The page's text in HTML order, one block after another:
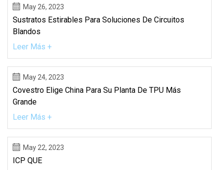
May 26, 2023
Sustratos Estirables Para Soluciones De Circuitos
Blandos
Leer Más +
May 24, 2023
Covestro Elige China Para Su Planta De TPU Más
Grande
Leer Más +
May 22, 2023
ICP QUE